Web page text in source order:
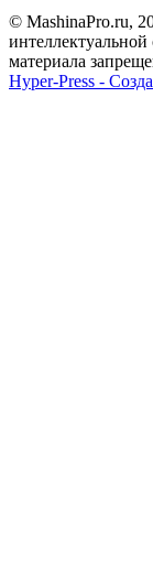
© MashinaPro.ru,
материала
Hyper-Press -